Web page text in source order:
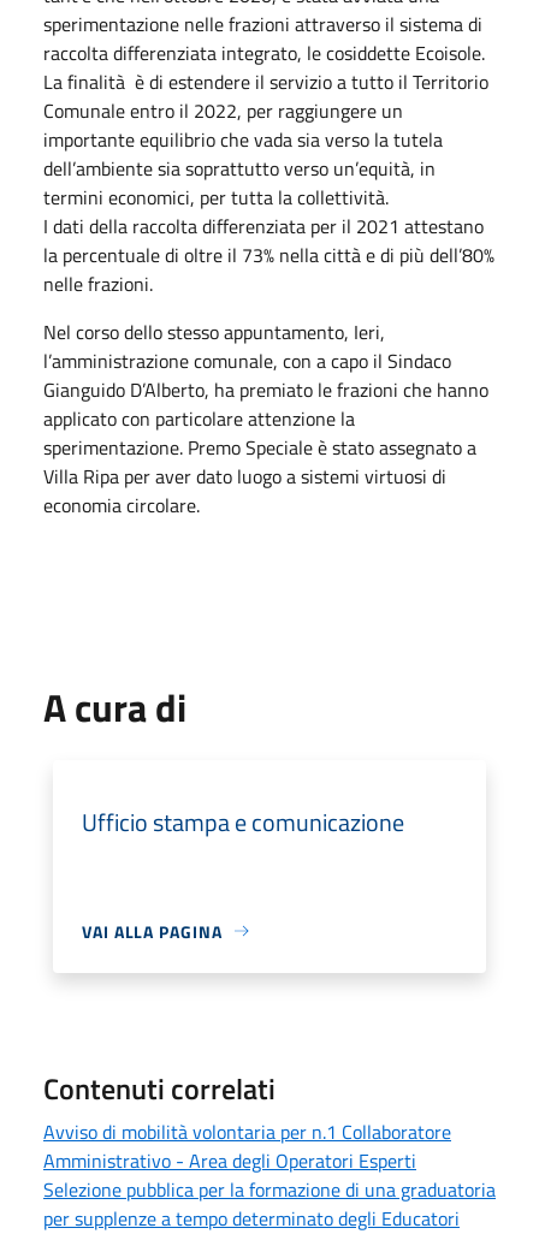
sperimentazione nelle frazioni attraverso il sistema di
raccolta differenziata integrato, le cosiddette Ecoisole.
La finalità è di estendere il servizio a tutto il Territorio
Comunale entro il 2022, per raggiungere un
importante equilibrio che vada sia verso la tutela
dell’ambiente sia soprattutto verso un’equità, in
termini economici, per tutta la collettività.
I dati della raccolta differenziata per il 2021 attestano
la percentuale di oltre il 73% nella città e di più dell’80%
nelle frazioni.
Nel corso dello stesso appuntamento, Ieri,
l’amministrazione comunale, con a capo il Sindaco
Gianguido D’Alberto, ha premiato le frazioni che hanno
applicato con particolare attenzione la
sperimentazione. Premo Speciale è stato assegnato a
Villa Ripa per aver dato luogo a sistemi virtuosi di
economia circolare.
A cura di
Ufficio stampa e comunicazione
VAI ALLA PAGINA
Contenuti correlati
Avviso di mobilità volontaria per n.1 Collaboratore
Amministrativo - Area degli Operatori Esperti
Selezione pubblica per la formazione di una graduatoria
per supplenze a tempo determinato degli Educatori